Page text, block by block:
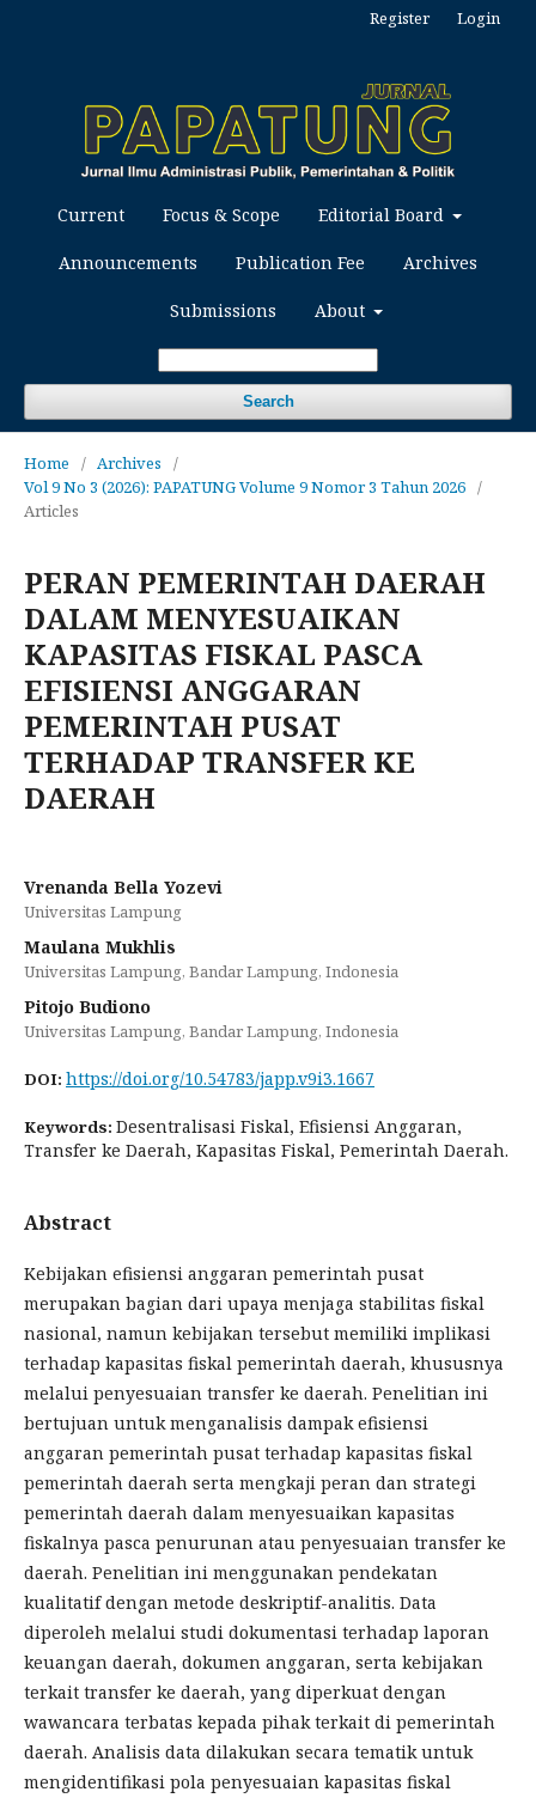
Current Focus & Scope Editorial Board
Announcements Publication Fee Archives
Submissions About
Search
Register Login
Home / Archives
/
Vol 9 No 3 (2026): PAPATUNG Volume 9 Nomor 3 Tahun 2026 /
Articles
PERAN PEMERINTAH DAERAH
DALAM MENYESUAIKAN
KAPASITAS FISKAL PASCA
EFISIENSI ANGGARAN
PEMERINTAH PUSAT
TERHADAP TRANSFER KE
DAERAH
Vrenanda Bella Yozevi
Universitas Lampung
Maulana Mukhlis
Universitas Lampung, Bandar Lampung, Indonesia
Pitojo Budiono
Universitas Lampung, Bandar Lampung, Indonesia
DOI: https://doi.org/10.54783/japp.v9i3.1667
Keywords: Desentralisasi Fiskal, Efisiensi Anggaran,
Transfer ke Daerah, Kapasitas Fiskal, Pemerintah Daerah.
Abstract
Kebijakan efisiensi anggaran pemerintah pusat
merupakan bagian dari upaya menjaga stabilitas fiskal
nasional, namun kebijakan tersebut memiliki implikasi
terhadap kapasitas fiskal pemerintah daerah, khususnya
melalui penyesuaian transfer ke daerah. Penelitian ini
bertujuan untuk menganalisis dampak efisiensi
anggaran pemerintah pusat terhadap kapasitas fiskal
pemerintah daerah serta mengkaji peran dan strategi
pemerintah daerah dalam menyesuaikan kapasitas
fiskalnya pasca penurunan atau penyesuaian transfer ke
daerah. Penelitian ini menggunakan pendekatan
kualitatif dengan metode deskriptif-analitis. Data
diperoleh melalui studi dokumentasi terhadap laporan
keuangan daerah, dokumen anggaran, serta kebijakan
terkait transfer ke daerah, yang diperkuat dengan
wawancara terbatas kepada pihak terkait di pemerintah
daerah. Analisis data dilakukan secara tematik untuk
mengidentifikasi pola penyesuaian kapasitas fiskal